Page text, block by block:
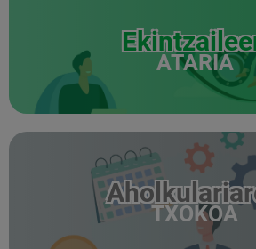
ATARIA
TXOKOA